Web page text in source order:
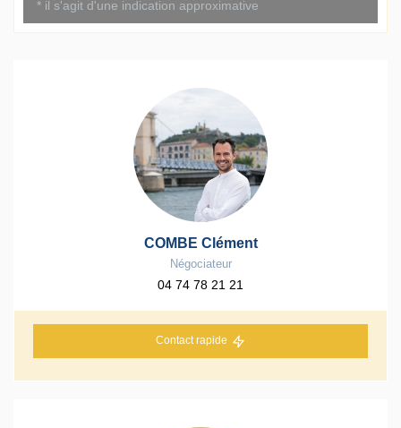
COMBE Clément
Négociateur
04 74 78 21 21
Contact rapide